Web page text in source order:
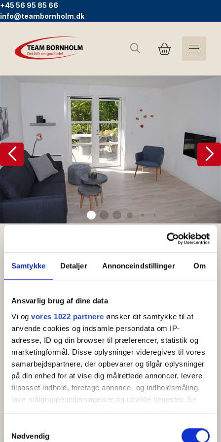
Samtykke Detaljer Annonceindstillinger Om
Ansvarlig brug af dine data
Vi og vores 1022 partnere ønsker dit samtykke til at
anvende cookies og indsamle persondata om IP-
adresse, ID og din browser til præferencer, statistik og
marketingformål. Disse oplysninger videregives til vores
samarbejdspartnere, der opbevarer og tilgår oplysninger
på din enhed for at vise dig målrettede annoncer, levere
tilpasset indhold, foretage annonce- og indholdsmåling,
lave målgruppeundersøgelser og udvikle tjenester. Se
mere information underindstillingerog i vores
tilbage eller ændre indstillinger fra vores
Nødvendig
+45 56 95 85 66
info@teambornholm.dk
Sök
Semesterlägenhet för 4-6
personer
Område: Sandvig
Vacker semesterlägenhet designad av den
bornholmska designern Pernille Bülow.
Lägenheternas inredning är designad av den välkända
bornholmska designern Pernille Bülow. Du kan därför
Semesterlägenheterna, som alla ligger på
Visa mer